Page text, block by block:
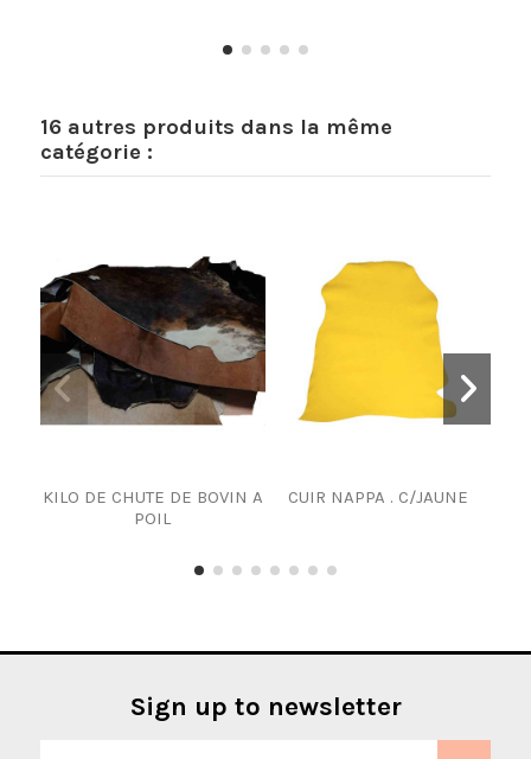
16 autres produits dans la même
catégorie :
KILO DE CHUTE DE BOVIN A
POIL
CUIR NAPPA . C/JAUNE
Sign up to newsletter